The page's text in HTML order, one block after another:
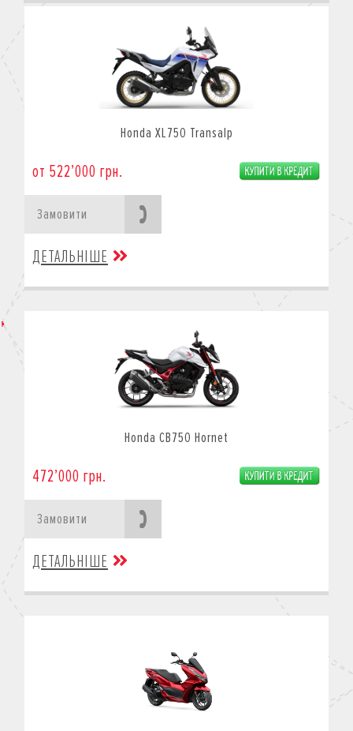
Honda XL750 Transalp
от 522’000 грн.
Замовити
ДЕТАЛЬНІШЕ
Honda CB750 Hornet
472’000 грн.
Замовити
ДЕТАЛЬНІШЕ